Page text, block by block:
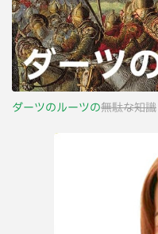
ダーツのルーツの無駄な知識